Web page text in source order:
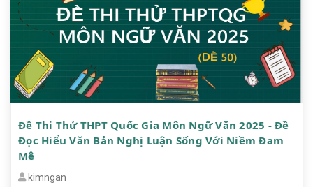
Đề Thi Thử THPT Quốc Gia Môn Ngữ Văn 2025 - Đề
Đọc Hiểu Văn Bản Nghị Luận Sống Với Niềm Đam
Mê
kimngan